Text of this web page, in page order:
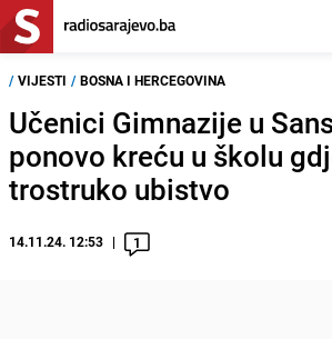
/ VIJESTI / BOSNA I HERCEGOVINA
Učenici Gimnazije u
ponovo kreću u školu
trostruko ubistvo
14.11.24. 12:53 1